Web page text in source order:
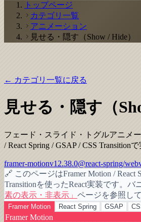
トップページ
カテゴリ一覧
アニメーション
見せる・隠す（Show / Hide）
← カテゴリ一覧に戻る
見せる・隠す（
フェード・スライド・トグルアニメ
/ React Spring / GSAP / CSS Transition
framer-motionv12.38.0@react-spring/web
🔗 このページはFramer Motion / React
Transitionを使ったReact実装です。バ
素の表示・非表示 」 ページを参照し
Framer Motion React Spring GSAP
Framer Motion